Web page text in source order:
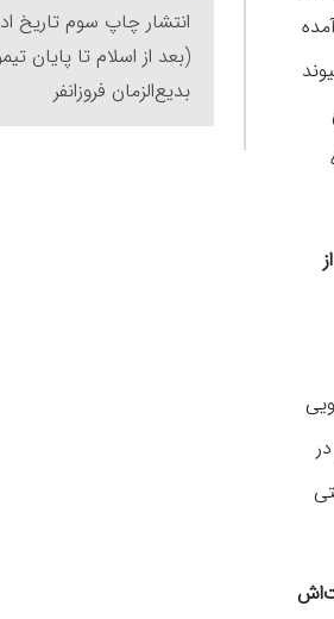
انتشار چاپ سوم تاریخ
(بعد از اسلام تا پایان
بدیع‌الزمان فروزانفر